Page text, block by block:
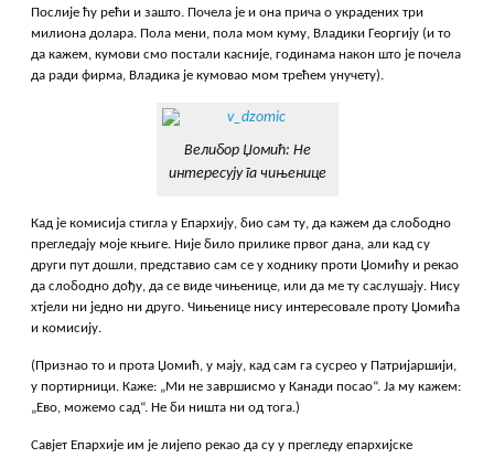
Послије ћу рећи и зашто. Почела је и она прича о украдених три
милиона долара. Пола мени, пола мом куму, Владики Георгију (и то
да кажем, кумови смо постали касније, годинама након што је почела
да ради фирма, Владика је кумовао мом трећем унучету).
Велибор Џомић: Не
интересују га чињенице
Кад је комисија стигла у Епархију, био сам ту, да кажем да слободно
прегледају моје књиге. Није било прилике првог дана, али кад су
други пут дошли, представио сам се у ходнику проти Џомићу и рекао
да слободно дођу, да се виде чињенице, или да ме ту саслушају. Нису
хтјели ни једно ни друго. Чињенице нису интересовале проту Џомића
и комисију.
(Признао то и прота Џомић, у мају, кад сам га сусрео у Патријаршији,
у портирници. Каже: „Ми не завршисмо у Канади посао“. Ја му кажем:
„Ево, можемо сад“. Не би ништа ни од тога.)
Савјет Епархије им је лијепо рекао да су у прегледу епархијске